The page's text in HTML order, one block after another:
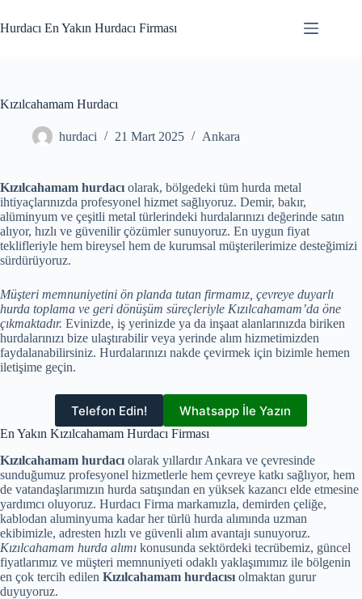
to
content
Hurdacı En Yakın Hurdacı Firması
Kızılcahamam Hurdacı
hurdaci 21 Mart 2025 Ankara
Kızılcahamam hurdacı olarak, bölgedeki tüm hurda metal
ihtiyaçlarınızda profesyonel hizmet sağlıyoruz. Demir, bakır,
alüminyum ve çeşitli metal türlerindeki hurdalarınızı değerinde satın
alıyor, hızlı ve güvenilir çözümler sunuyoruz. En uygun fiyat
teklifleriyle hem bireysel hem de kurumsal müşterilerimize desteğimizi
sürdürüyoruz.
Müşteri memnuniyetini ön planda tutan firmamız, çevreye duyarlı
hurda toplama ve geri dönüşüm süreçleriyle Kızılcahamam’da öne
çıkmaktadır. Evinizde, iş yerinizde ya da inşaat alanlarınızda biriken
hurdalarınızı bize ulaştırabilir veya yerinde alım hizmetimizden
faydalanabilirsiniz. Hurdalarınızı nakde çevirmek için bizimle hemen
iletişime geçin.
Telefon Edin! Whatsapp İle Yazın
En Yakın Kızılcahamam Hurdacı Firması
Kızılcahamam hurdacı olarak yıllardır Ankara ve çevresinde
sunduğumuz profesyonel hizmetlerle hem çevreye katkı sağlıyor, hem
de vatandaşlarımızın hurda satışından en yüksek kazancı elde etmesine
yardımcı oluyoruz. Hurdacı Firma markamızla, demirden çeliğe,
kablodan aluminyuma kadar her türlü hurda alımında uzman
ekibimizle, adresten hızlı ve güvenli alım avantajı sunuyoruz.
Kızılcahamam hurda alımı konusunda sektördeki tecrübemiz, güncel
fiyatlarımız ve müşteri memnuniyeti odaklı yaklaşımımız ile bölgenin
en çok tercih edilen Kızılcahamam hurdacısı olmaktan gurur
duyuyoruz.